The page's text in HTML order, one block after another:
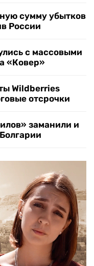
сумму убытков
России
с массовыми
«Ковер»
Wildberries
отсрочки
заманили и